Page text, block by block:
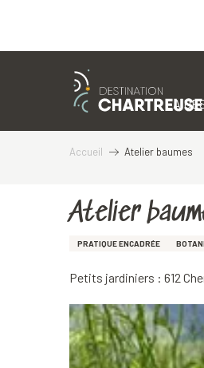
LA
Accueil Atelier baumes
Atelier
PRATIQUE ENCADRÉE
Petits jardiniers : 612